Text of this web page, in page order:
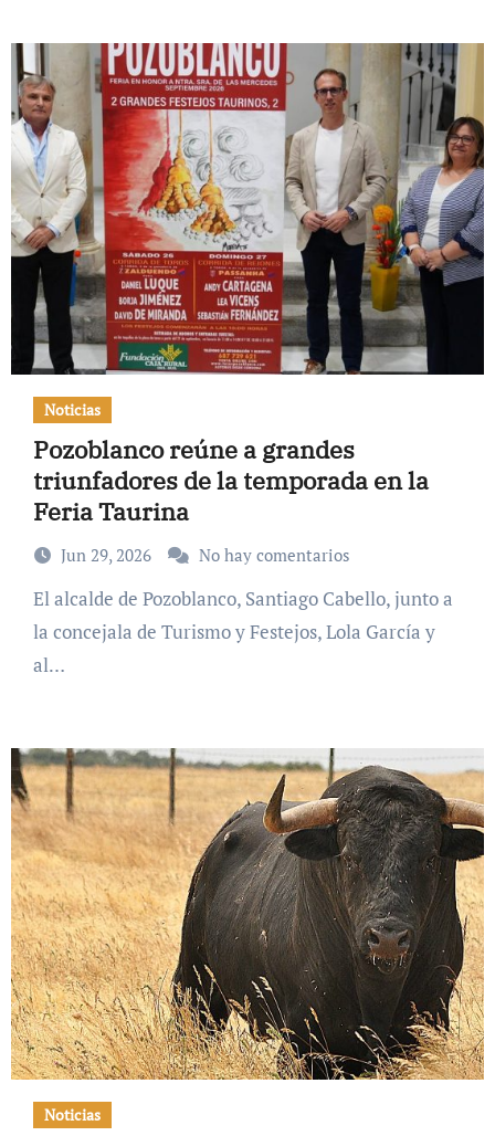
Noticias
Pozoblanco reúne a grandes
triunfadores de la temporada en la
Feria Taurina
Jun 29, 2026 No hay comentarios
El alcalde de Pozoblanco, Santiago Cabello, junto a
la concejala de Turismo y Festejos, Lola García y
al…
Noticias